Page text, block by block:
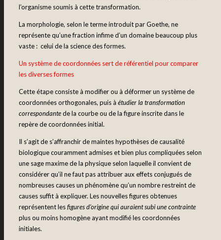
l’organisme soumis à cette transformation.
La morphologie, selon le terme introduit par Goethe, ne
représente qu’une fraction infime d’un domaine beaucoup plus
vaste : celui de la science des formes.
Un système de coordonnées sert de référentiel pour comparer
les diverses formes
Cette étape consiste à modifier ou à déformer un système de
coordonnées orthogonales, puis à étudier la transformation
correspondantede la courbe ou de la figure inscrite dans le
repère de coordonnées initial.
Il s’agit de s’affranchir de maintes hypothèses de causalité
biologique couramment admises et bien plus compliquées selon
une sage maxime de la physique selon laquelle il convient de
considérer qu’il ne faut pas attribuer aux effets conjugués de
nombreuses causes un phénomène qu’un nombre restreint de
causes suffit à expliquer. Les nouvelles figures obtenues
représentent lesfigures d’origine qui auraient subi une contrainte
plus ou moins homogène ayant modifié les coordonnées
initiales.